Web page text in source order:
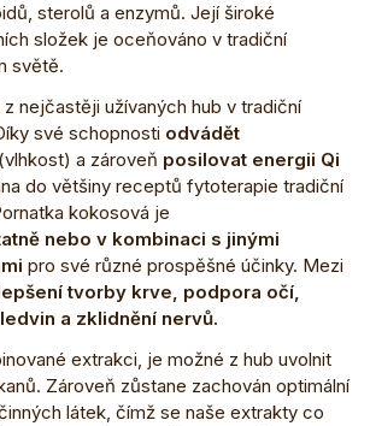
sterolů a enzymů. Její široké
složek je oceňováno v tradiční
světě.
z nejčastěji užívaných hub v tradiční
své schopnosti odvádět
(vlhkost) a zároveň posilovat energii Qi
do většiny receptů fytoterapie tradiční
kokosová je
nebo v kombinaci s jinými
pro své různé prospěšné účinky. Mezi
tvorby krve, podpora očí,
a zklidnění nervů.
extrakci, je možné z hub uvolnit
Zároveň zůstane zachován optimální
látek, čímž se naše extrakty co